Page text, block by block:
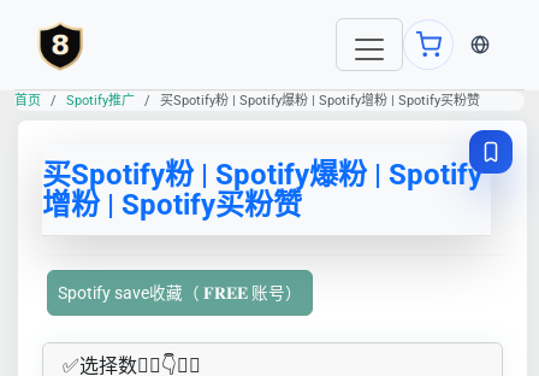
当前语
首页 Spotify推广 买Spotify粉 | Spotify爆粉 | Spotify增粉 | Spotify买粉赞
买Spotify粉 | Spotify爆粉 | Spotify
增粉 | Spotify买粉赞
Spotify save收藏（ 𝐅𝐑𝐄𝐄 账号）
✅​选择数👇🏻​​👇👇🏻​​